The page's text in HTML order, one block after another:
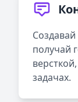
получай
задачах.